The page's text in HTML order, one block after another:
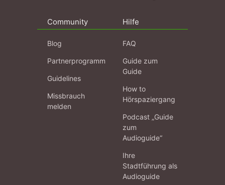
Community
Blog
Partnerprogramm
Guidelines
Missbrauch
melden
Hilfe
FAQ
Guide zum
Guide
How to
Hörspaziergang
Podcast „Guide
zum
Audioguide“
Ihre
Stadtführung als
Audioguide